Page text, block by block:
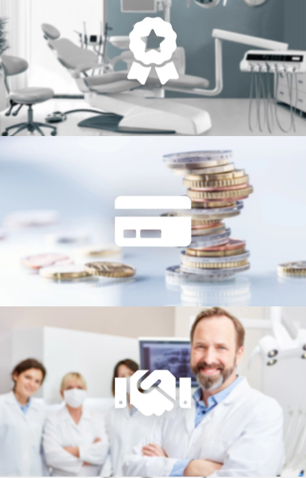
Was Uns Wichtig Ist
Partnerschaft
Unverbindliches Angebot & Beratung
Technischer Support
Wir Helfen Ihnen Gerne Weiter